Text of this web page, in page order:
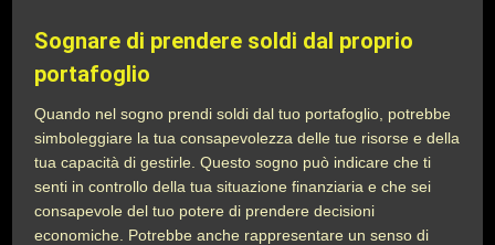
Sognare di prendere soldi dal proprio
portafoglio
Quando nel sogno prendi soldi dal tuo portafoglio, potrebbe
simboleggiare la tua consapevolezza delle tue risorse e della
tua capacità di gestirle. Questo sogno può indicare che ti
senti in controllo della tua situazione finanziaria e che sei
consapevole del tuo potere di prendere decisioni
economiche. Potrebbe anche rappresentare un senso di